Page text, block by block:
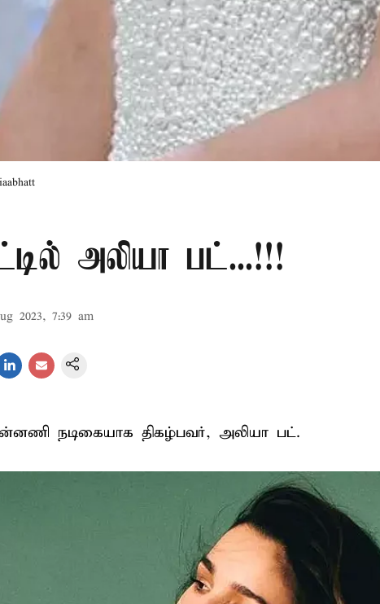
அலியா பட்...!!!
2023, 7:39 am
நடிகையாக திகழ்பவர், அலியா பட்.